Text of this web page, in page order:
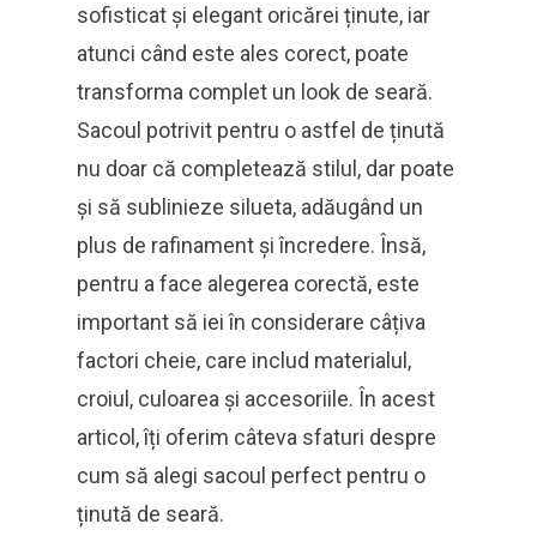
sofisticat și elegant oricărei ținute, iar
atunci când este ales corect, poate
transforma complet un look de seară.
Sacoul potrivit pentru o astfel de ținută
nu doar că completează stilul, dar poate
și să sublinieze silueta, adăugând un
plus de rafinament și încredere. Însă,
pentru a face alegerea corectă, este
important să iei în considerare câțiva
factori cheie, care includ materialul,
croiul, culoarea și accesoriile. În acest
articol, îți oferim câteva sfaturi despre
cum să alegi sacoul perfect pentru o
ținută de seară.